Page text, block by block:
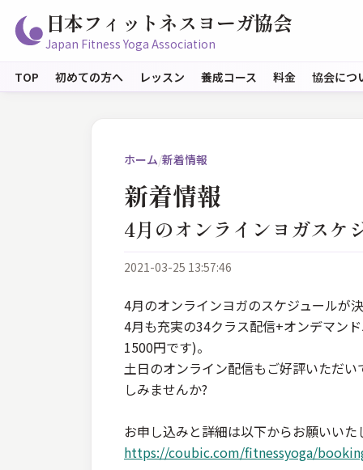
日本フィットネスヨーガ協会
Japan Fitness Yoga Association
TOP 初めての方へ レッスン 養成コース 料金 協会につ
ホーム/新着情報
新着情報
4月のオンラインヨガスケ
2021-03-25 13:57:46
4月のオンラインヨガのスケジュールが
4月も充実の34クラス配信+オンデマン
1500円です)。
土日のオンライン配信もご好評いただ
しみませんか?
お申し込みと詳細は以下からお願いい
https://coubic.com/fitnessyoga/